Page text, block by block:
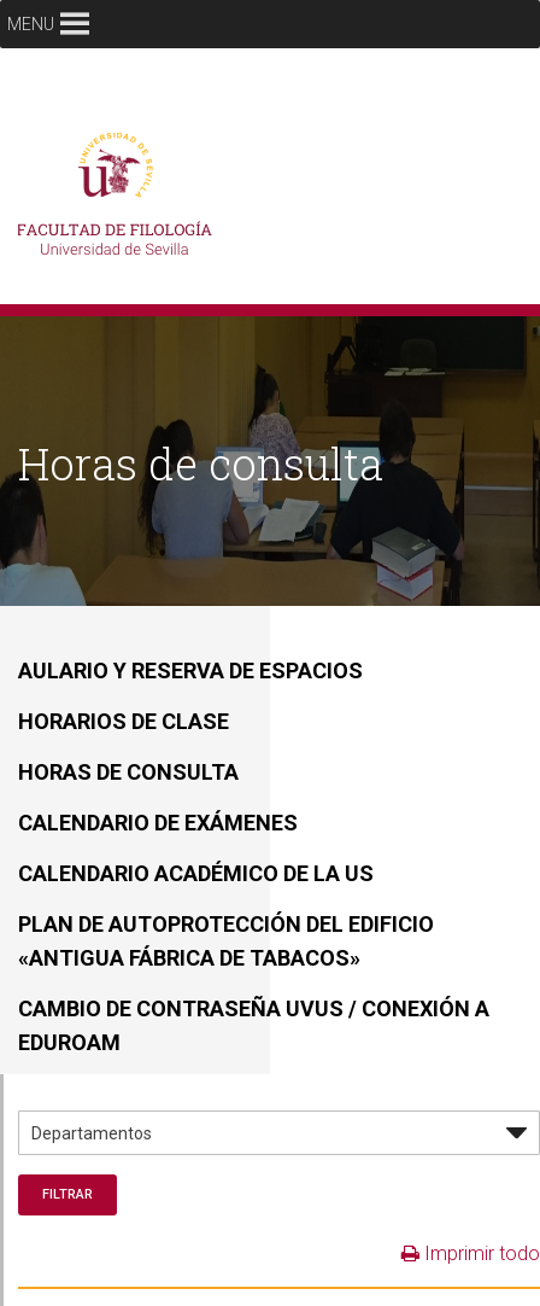
MENU
Horas de consulta
AULARIO Y RESERVA DE ESPACIOS
HORARIOS DE CLASE
HORAS DE CONSULTA
CALENDARIO DE EXÁMENES
CALENDARIO ACADÉMICO DE LA US
PLAN DE AUTOPROTECCIÓN DEL EDIFICIO
«ANTIGUA FÁBRICA DE TABACOS»
CAMBIO DE CONTRASEÑA UVUS / CONEXIÓN A
EDUROAM
Imprimir todo